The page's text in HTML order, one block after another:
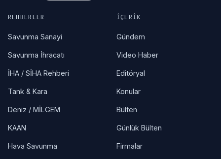
REHBERLER
Savunma Sanayi
Savunma İhracatı
İHA / SİHA Rehberi
Tank & Kara
Deniz / MİLGEM
KAAN
Hava Savunma
İÇERIK
Gündem
Video Haber
Editöryal
Konular
Bülten
Günlük Bülten
Firmalar